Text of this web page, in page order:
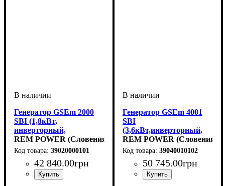
Генератор GSEm 2000
SBI (1,8кВт,
инверторный,
однофазный, ручной
старт, бензиновый)
REM POWER (Словения)
39020000101
42 840.00грн
Генератор GSEm 4001
SBI
(3,6кВт,инверторный,
однофазный, ручной
старт, бензиновый)
REM POWER (Словения)
39040010102
50 745.00грн